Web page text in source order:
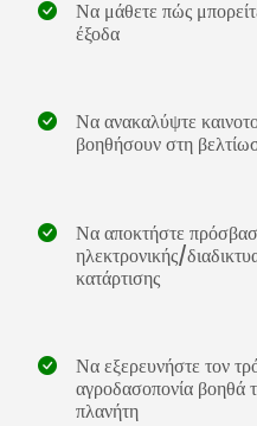
Να μάθετε πώς
έξοδα
Να ανακαλύψτε
βοηθήσουν στη
Να αποκτήστε
ηλεκτρονικής/
κατάρτισης
Να εξερευνήστε τον
αγροδασοπονία βοηθά
πλανήτη